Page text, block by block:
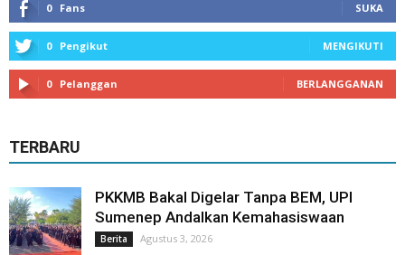
0 Fans SUKA
0 Pengikut MENGIKUTI
0 Pelanggan BERLANGGANAN
TERBARU
PKKMB Bakal Digelar Tanpa BEM, UPI
Sumenep Andalkan Kemahasiswaan
Berita Agustus 3, 2026